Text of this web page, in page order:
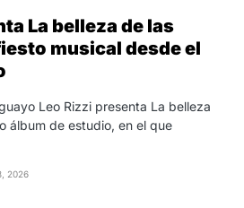
La belleza de las
musical desde el
Leo Rizzi presenta La belleza
álbum de estudio, en el que
2026